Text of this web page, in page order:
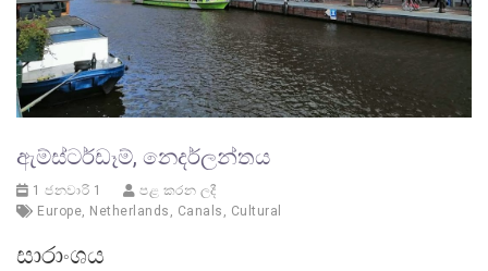
ඇම්ස්ටර්ඩෑම්, නෙදර්ලන්තය
1 ජනවාරි 1
පළ කරන ලදී
Europe, Netherlands , Canals , Cultural
සාරාංශය